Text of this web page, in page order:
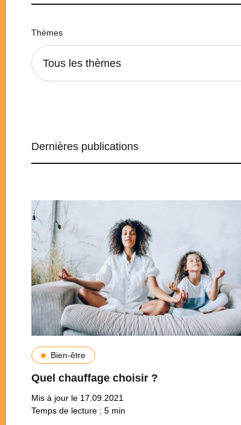
Thèmes
Tous les thèmes
Dernières publications
Bien-être
Quel chauffage choisir ?
Mis à jour le 17.09.2021
Temps de lecture : 5 min